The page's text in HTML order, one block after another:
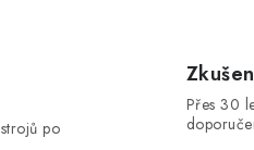
po
Přes 30